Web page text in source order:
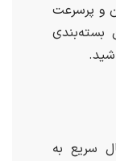
و پرسرعت
بسته‌بندی
سریع به